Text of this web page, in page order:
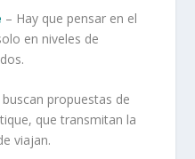
– Hay que pensar en el
en niveles de
propuestas de
que transmitan la
viajan.